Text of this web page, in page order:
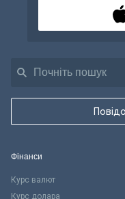
Фінанси
Курс валют
Курс долара